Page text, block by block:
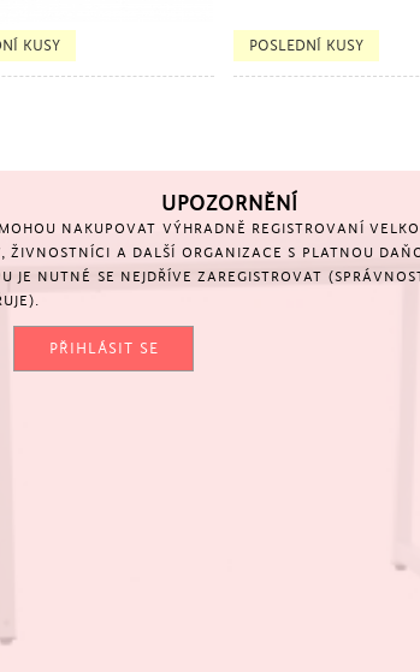
KUSY POSLEDNÍ KUSY
BESTSELLER
UPOZORNĚNÍ
NAKUPOVAT VÝHRADNĚ REGISTROVANÍ
ŽIVNOSTNÍCI A DALŠÍ ORGANIZACE S PLATNOU
JE NUTNÉ SE NEJDŘÍVE ZAREGISTROVAT
PŘIHLÁSIT SE